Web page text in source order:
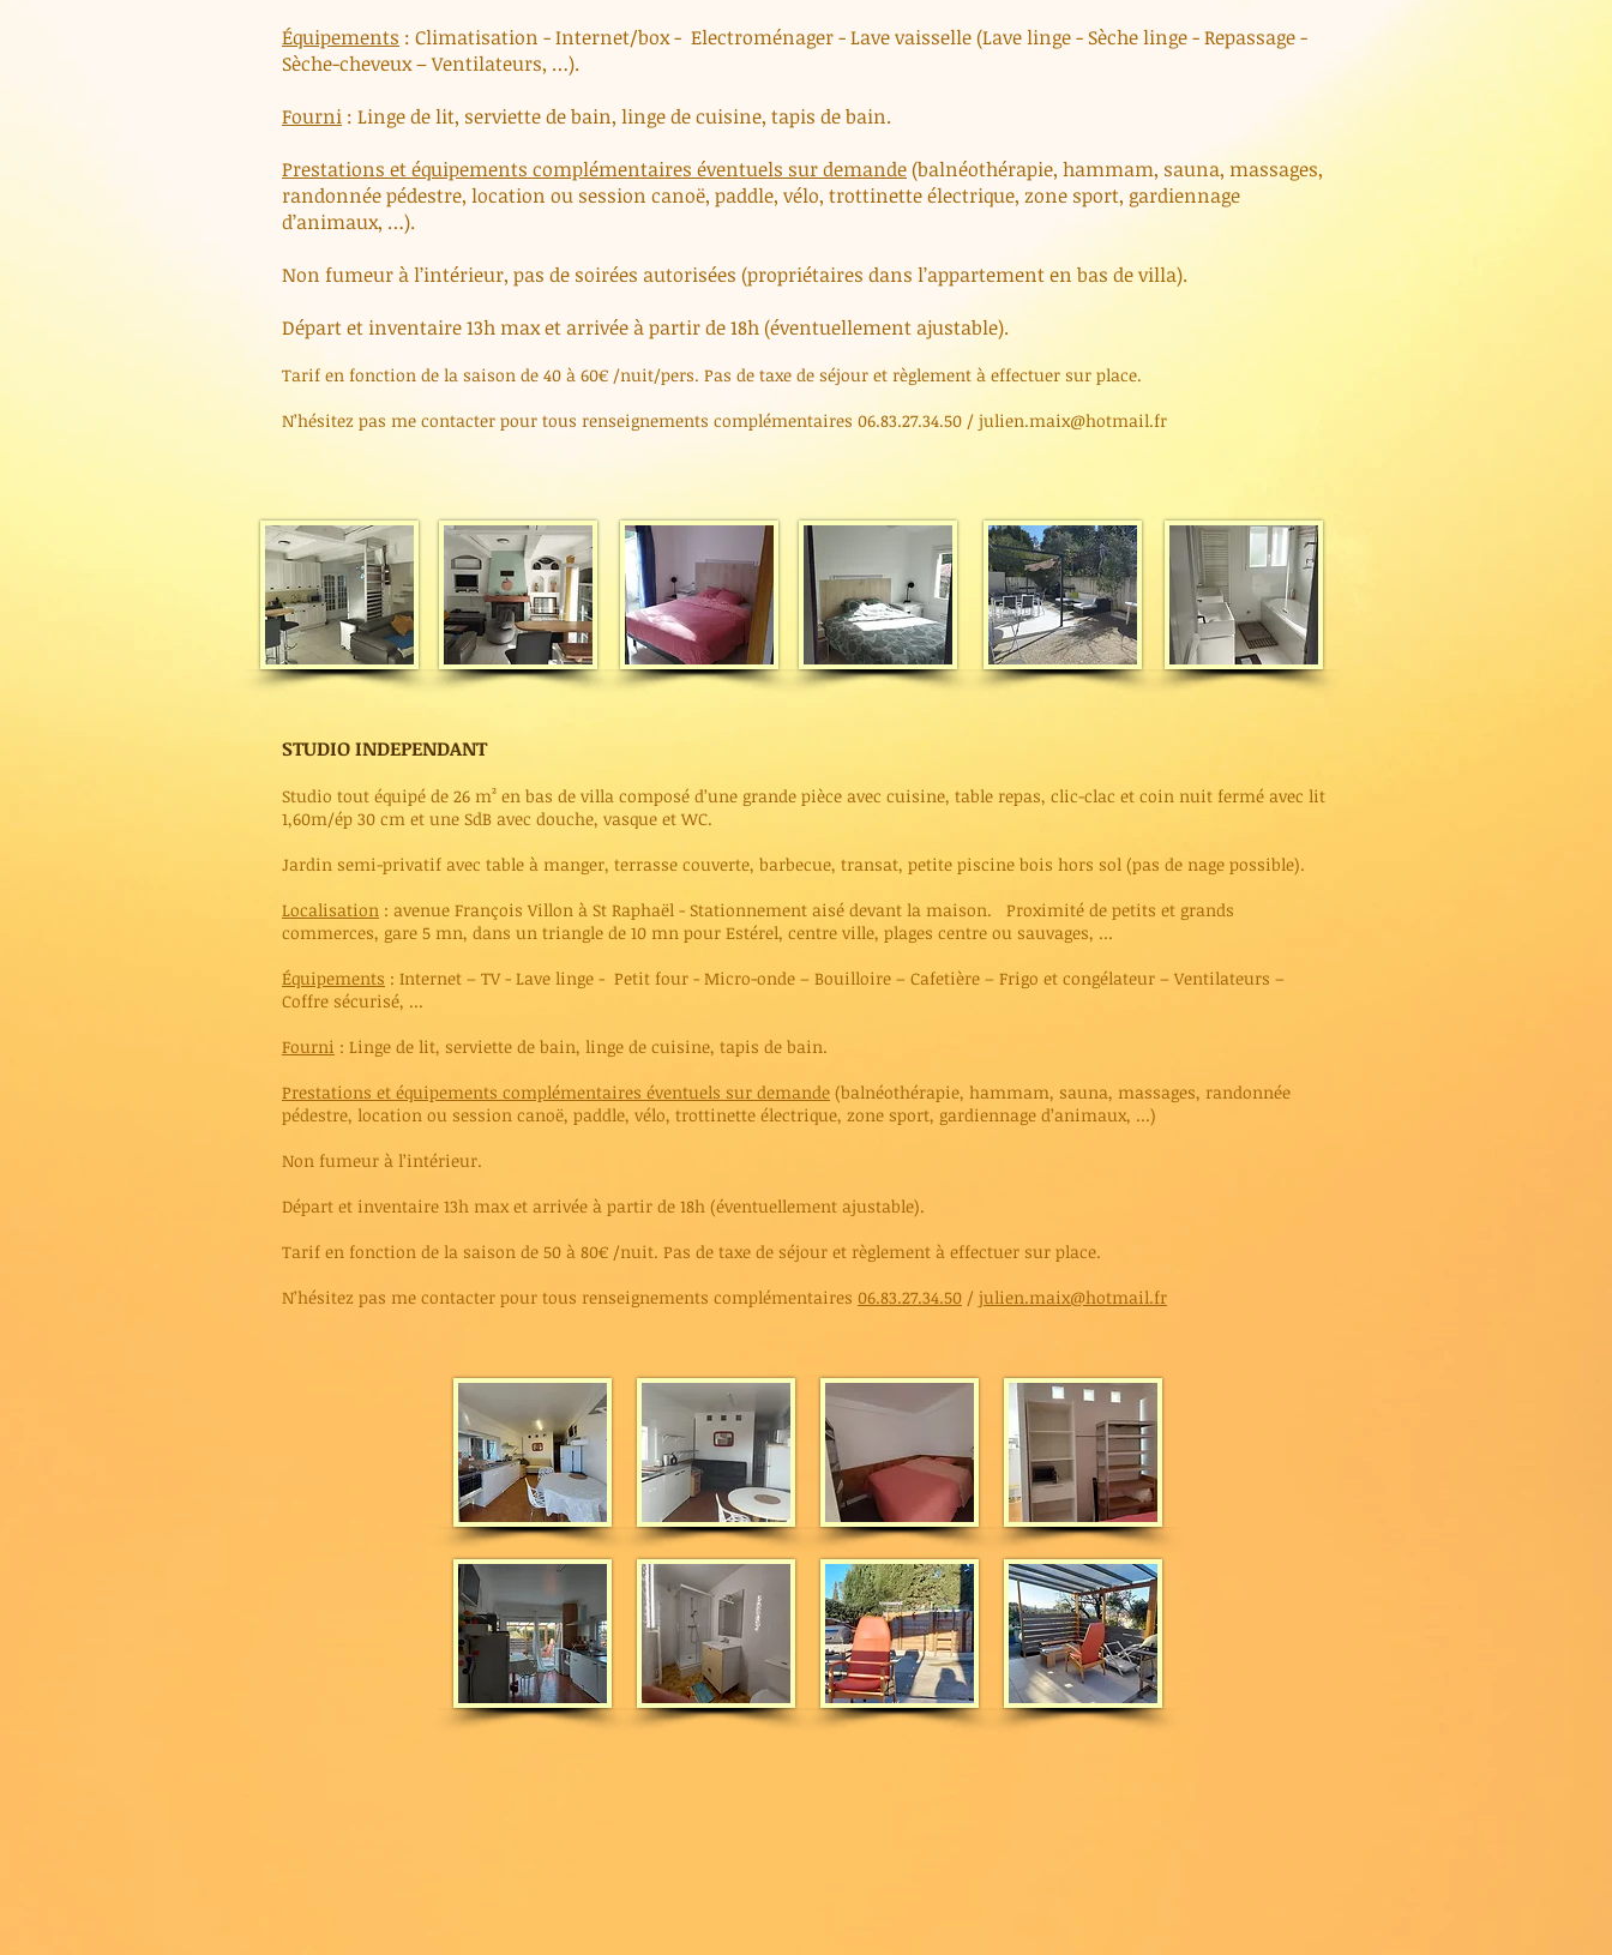
Équipements : Climatisation - Internet/box - Electroménager - Lave vaisselle (Lave linge - Sèche linge - Repassage -
Sèche-cheveux – Ventilateurs, …).
Fourni : Linge de lit, serviette de bain, linge de cuisine, tapis de bain.
Prestations et équipements complémentaires éventuels sur demande(balnéothérapie, hammam, sauna, massages,
randonnée pédestre, location ou session canoë, paddle, vélo, trottinette électrique, zone sport, gardiennage
d’animaux, …).
Non fumeur à l’intérieur, pas de soirées autorisées (propriétaires dans l’appartement en bas de villa).
Départ et inventaire 13h max et arrivée à partir de 18h (éventuellement ajustable).
Tarif en fonction de la saison de 40 à 60€ /nuit/pers. Pas de taxe de séjour et règlement à effectuer sur place.
N’hésitez pas me contacter pour tous renseignements complémentaires 06.83.27.34.50 / julien.maix@hotmail.fr
STUDIO INDEPENDANT
Studio tout équipé de 26 m² en bas de villa composé d’une grande pièce avec cuisine, table repas, clic-clac et coin nuit fermé avec lit
1,60m/ép 30 cm et une SdB avec douche, vasque et WC.
Jardin semi-privatif avec table à manger, terrasse couverte, barbecue, transat, petite piscine bois hors sol (pas de nage possible).
Localisation : avenue François Villon à St Raphaël - Stationnement aisé devant la maison. Proximité de petits et grands
commerces, gare 5 mn, dans un triangle de 10 mn pour Estérel, centre ville, plages centre ou sauvages, ...
Équipements : Internet – TV - Lave linge - Petit four - Micro-onde – Bouilloire – Cafetière – Frigo et congélateur – Ventilateurs –
Coffre sécurisé, ...
Fourni : Linge de lit, serviette de bain, linge de cuisine, tapis de bain.
Prestations et équipements complémentaires éventuels sur demande (balnéothérapie, hammam, sauna, massages, randonnée
pédestre, location ou session canoë, paddle, vélo, trottinette électrique, zone sport, gardiennage d’animaux, ...)
Non fumeur à l’intérieur.
Départ et inventaire 13h max et arrivée à partir de 18h (éventuellement ajustable).
Tarif en fonction de la saison de 50 à 80€ /nuit. Pas de taxe de séjour et règlement à effectuer sur place.
N’hésitez pas me contacter pour tous renseignements complémentaires 06.83.27.34.50 / julien.maix@hotmail.fr